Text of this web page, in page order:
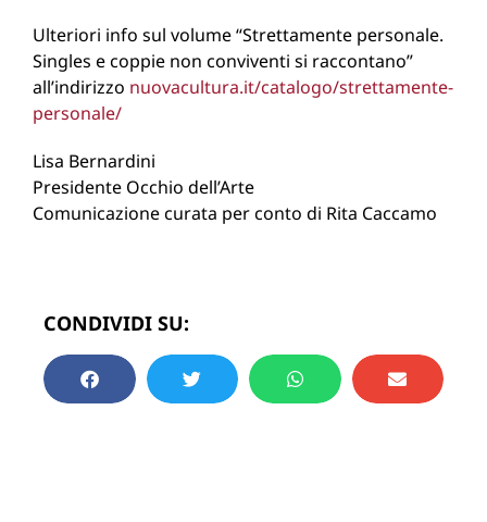
Ulteriori info sul volume “Strettamente personale.
Singles e coppie non conviventi si raccontano”
all’indirizzo nuovacultura.it/catalogo/strettamente-
personale/
Lisa Bernardini
Presidente Occhio dell’Arte
Comunicazione curata per conto di Rita Caccamo
CONDIVIDI SU: